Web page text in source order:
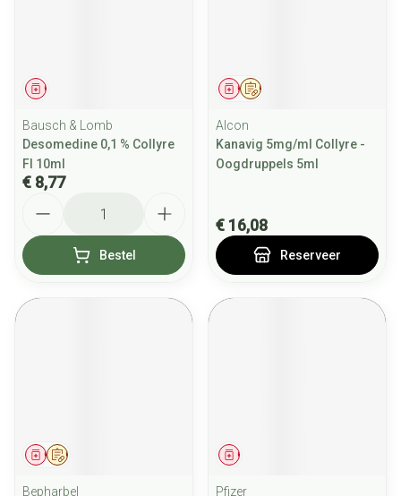
Geneesmiddel
Bausch & Lomb
Desomedine 0,1 % Collyre
Fl 10ml
€ 8,77
Bestel
Op voorschrift
Geneesmiddel
Alcon
Kanavig 5mg/ml Collyre -
Oogdruppels 5ml
€ 16,08
Reserveer
Op voorschrift
Geneesmiddel
Bepharbel
Geneesmiddel
Pfizer